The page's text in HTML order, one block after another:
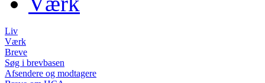
Liv
Værk
Breve
Søg i brevbasen
Afsendere og modtagere